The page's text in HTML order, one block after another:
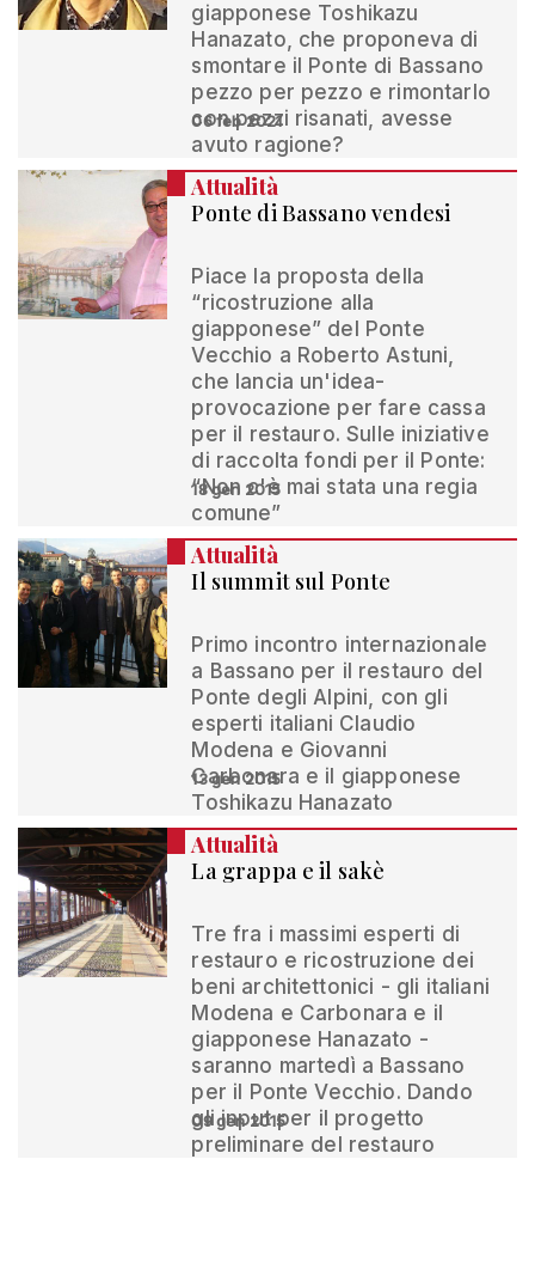
giapponese Toshikazu
Hanazato, che proponeva di
smontare il Ponte di Bassano
pezzo per pezzo e rimontarlo
con pezzi risanati, avesse
avuto ragione?
06 feb 2021
Attualità
Ponte di Bassano vendesi
Piace la proposta della
“ricostruzione alla
giapponese” del Ponte
Vecchio a Roberto Astuni,
che lancia un'idea-
provocazione per fare cassa
per il restauro. Sulle iniziative
di raccolta fondi per il Ponte:
“Non c'è mai stata una regia
comune”
18 gen 2015
Attualità
Il summit sul Ponte
Primo incontro internazionale
a Bassano per il restauro del
Ponte degli Alpini, con gli
esperti italiani Claudio
Modena e Giovanni
Carbonara e il giapponese
Toshikazu Hanazato
13 gen 2015
Attualità
La grappa e il sakè
Tre fra i massimi esperti di
restauro e ricostruzione dei
beni architettonici - gli italiani
Modena e Carbonara e il
giapponese Hanazato -
saranno martedì a Bassano
per il Ponte Vecchio. Dando
gli input per il progetto
preliminare del restauro
09 gen 2015